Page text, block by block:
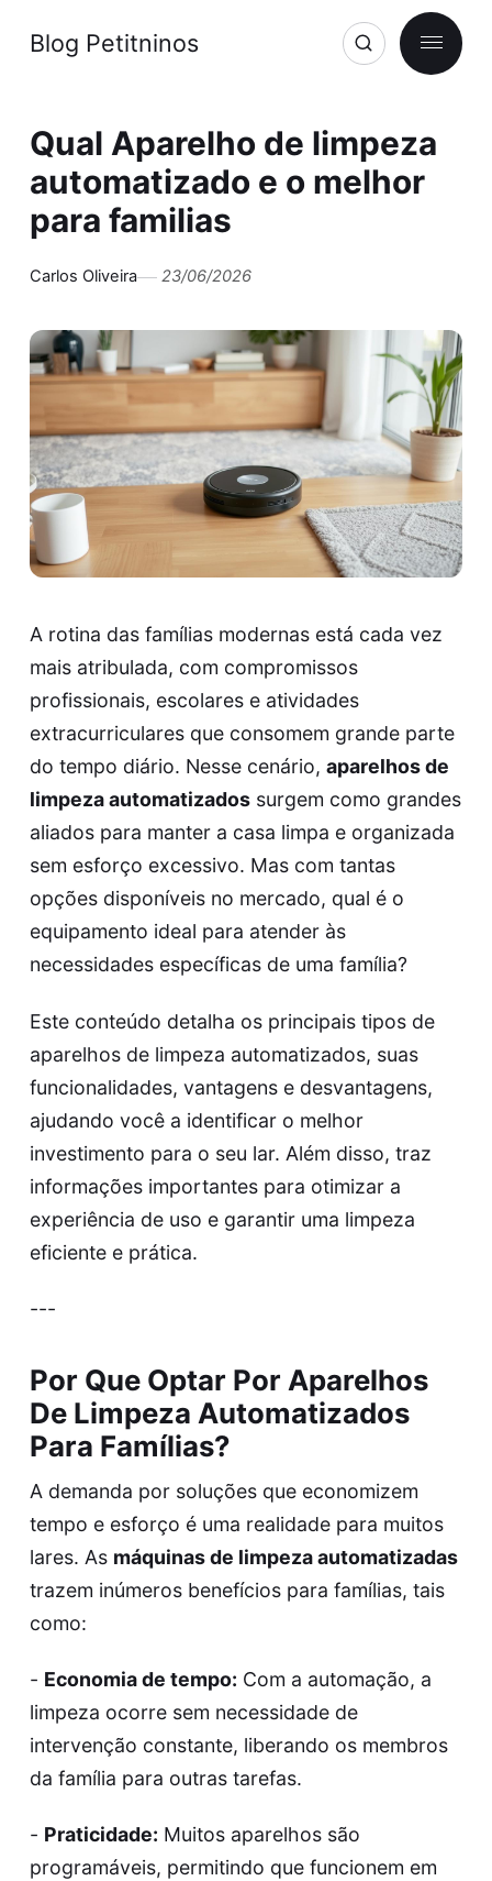
Blog Petitninos
Qual Aparelho de limpeza
automatizado e o melhor
para familias
Carlos Oliveira 23/06/2026
A rotina das famílias modernas está cada vez
mais atribulada, com compromissos
profissionais, escolares e atividades
extracurriculares que consomem grande parte
do tempo diário. Nesse cenário, aparelhos de
limpeza automatizadossurgem como grandes
aliados para manter a casa limpa e organizada
sem esforço excessivo. Mas com tantas
opções disponíveis no mercado, qual é o
equipamento ideal para atender às
necessidades específicas de uma família?
Este conteúdo detalha os principais tipos de
aparelhos de limpeza automatizados, suas
funcionalidades, vantagens e desvantagens,
ajudando você a identificar o melhor
investimento para o seu lar. Além disso, traz
informações importantes para otimizar a
experiência de uso e garantir uma limpeza
eficiente e prática.
---
Por Que Optar Por Aparelhos
De Limpeza Automatizados
Para Famílias?
A demanda por soluções que economizem
tempo e esforço é uma realidade para muitos
lares. As máquinas de limpeza automatizadas
trazem inúmeros benefícios para famílias, tais
como:
- Economia de tempo: Com a automação, a
limpeza ocorre sem necessidade de
intervenção constante, liberando os membros
da família para outras tarefas.
- Praticidade: Muitos aparelhos são
programáveis, permitindo que funcionem em